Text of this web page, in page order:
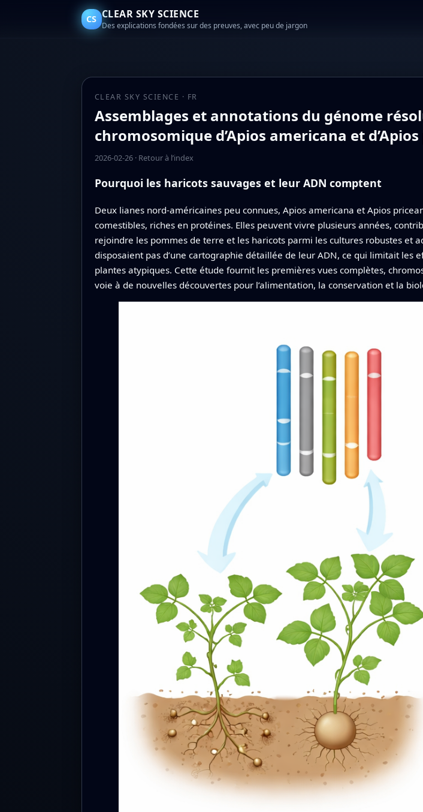
CS CLEAR SKY SCIENCE
Des explications fondées sur des preuves, avec peu de jargon
CLEAR SKY SCIENCE · FR
Assemblages et annotations du génome
chromosomique d’Apios americana et
2026-02-26· Retour à l’index
Pourquoi les haricots sauvages et leur ADN comptent
Deux lianes nord-américaines peu connues, Apios americana et Apios
comestibles, riches en protéines. Elles peuvent vivre plusieurs années,
rejoindre les pommes de terre et les haricots parmi les cultures robustes et
disposaient pas d’une cartographie détaillée de leur ADN, ce qui limitait les
plantes atypiques. Cette étude fournit les premières vues complètes,
voie à de nouvelles découvertes pour l’alimentation, la conservation et la